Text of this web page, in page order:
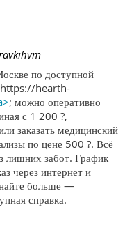
по доступной
hearth-
; можно оперативно
с 1 200 ?,
заказать медицинский
по цене 500 ?. Всё
лишних забот. График
через интернет и
больше —
справка.